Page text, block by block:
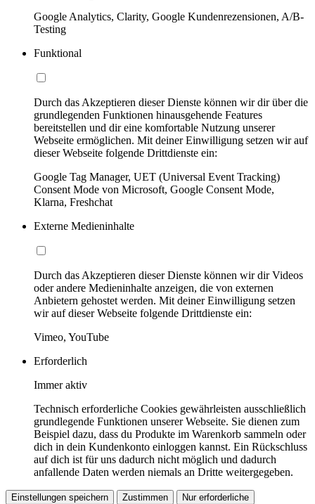
Google Analytics, Clarity, Google Kundenrezensionen, A/B-
Testing
Funktional
Durch das Akzeptieren dieser Dienste können wir dir über die
grundlegenden Funktionen hinausgehende Features
bereitstellen und dir eine komfortable Nutzung unserer
Webseite ermöglichen. Mit deiner Einwilligung setzen wir auf
dieser Webseite folgende Drittdienste ein:
Google Tag Manager, UET (Universal Event Tracking)
Consent Mode von Microsoft, Google Consent Mode,
Klarna, Freshchat
Externe Medieninhalte
Durch das Akzeptieren dieser Dienste können wir dir Videos
oder andere Medieninhalte anzeigen, die von externen
Anbietern gehostet werden. Mit deiner Einwilligung setzen
wir auf dieser Webseite folgende Drittdienste ein:
Vimeo, YouTube
Erforderlich
Immer aktiv
Technisch erforderliche Cookies gewährleisten ausschließlich
grundlegende Funktionen unserer Webseite. Sie dienen zum
Beispiel dazu, dass du Produkte im Warenkorb sammeln oder
dich in dein Kundenkonto einloggen kannst. Ein Rückschluss
auf dich ist für uns dadurch nicht möglich und dadurch
anfallende Daten werden niemals an Dritte weitergegeben.
Einstellungen speichern Zustimmen Nur erforderliche